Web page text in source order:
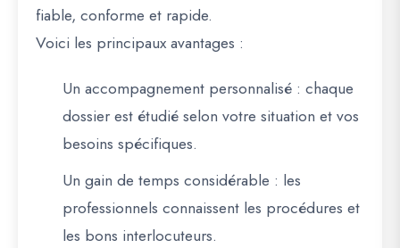
fiable, conforme et rapide.
Voici les principaux avantages :
Un accompagnement personnalisé : chaque
dossier est étudié selon votre situation et vos
besoins spécifiques.
Un gain de temps considérable : les
professionnels connaissent les procédures et
les bons interlocuteurs.